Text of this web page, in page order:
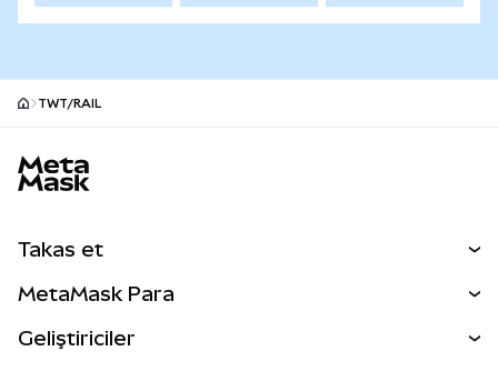
TWT/RAIL
Takas et
Perps
MetaMask Para
Geliştiriciler